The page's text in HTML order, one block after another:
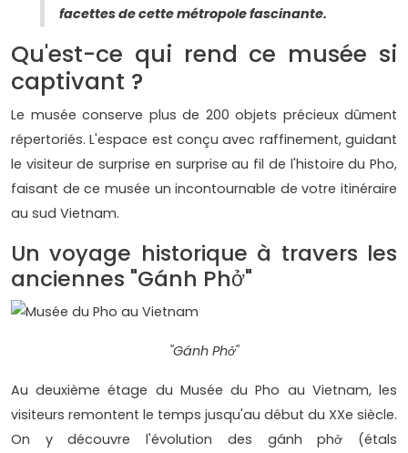
facettes de cette métropole fascinante.
Qu'est-ce qui rend ce musée si
captivant ?
Le musée conserve plus de 200 objets précieux dûment
répertoriés. L'espace est conçu avec raffinement, guidant
le visiteur de surprise en surprise au fil de l'histoire du Pho,
faisant de ce musée un incontournable de votre itinéraire
au sud Vietnam.
Un voyage historique à travers les
anciennes "Gánh Phở"
"Gánh Phở"
Au deuxième étage du Musée du Pho au Vietnam, les
visiteurs remontent le temps jusqu'au début du XXe siècle.
On y découvre l'évolution des gánh phở (étals